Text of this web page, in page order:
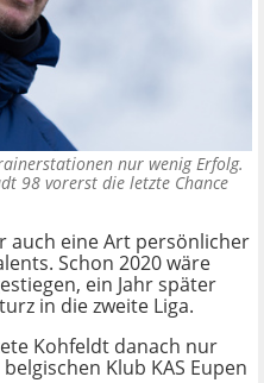
nur wenig Erfolg.
98 vorerst die letzte Chance
auch eine Art persönlicher
Schon 2020 wäre
ein Jahr später
in die zweite Liga.
Kohfeldt danach nur
Klub KAS Eupen